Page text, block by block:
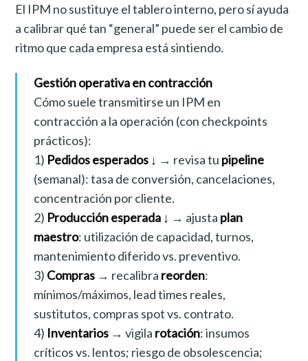
El IPM no sustituye el tablero interno, pero sí ayuda
a calibrar qué tan “general” puede ser el cambio de
ritmo que cada empresa está sintiendo.
Gestión operativa en contracción
Cómo suele transmitirse un IPM en
contracción a la operación (con checkpoints
prácticos):
1) Pedidos esperados ↓ → revisa tu pipeline
(semanal): tasa de conversión, cancelaciones,
concentración por cliente.
2) Producción esperada ↓ → ajusta plan
maestro: utilización de capacidad, turnos,
mantenimiento diferido vs. preventivo.
3) Compras→ recalibra reorden:
mínimos/máximos, lead times reales,
sustitutos, compras spot vs. contrato.
4) Inventarios→ vigila rotación: insumos
críticos vs. lentos; riesgo de obsolescencia;